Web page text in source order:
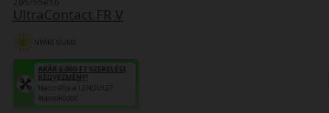
UltraContact FR V
NYÁRI GUMI
AKÁR 6.000 FT SZERELÉSI
KEDVEZMÉNY!
Használja a LENDÜLET
kuponkódot!